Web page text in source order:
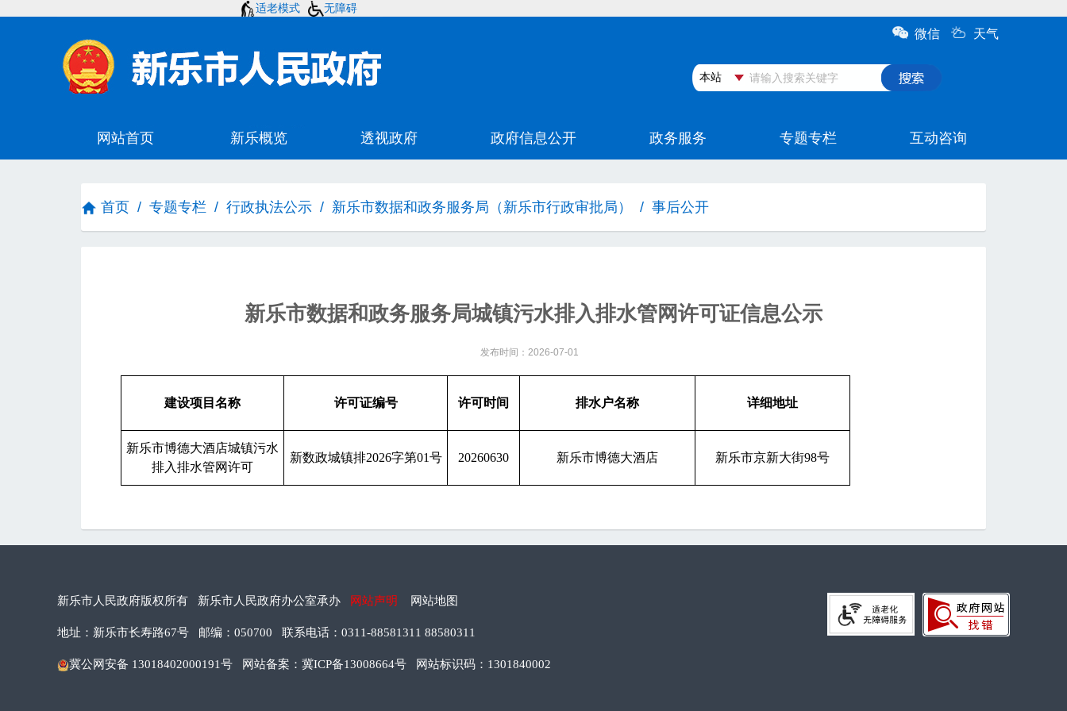
适老模式 无障碍
首页 / 专题专栏 / 行政执法公示 / 新乐市数据和政务服务局（新乐市行政审批局） / 事后公开
新乐市数据和政务服务局城镇污水排入排水管网许可证信息公示
发布时间：2026-07-01
建设项目名称 许可证编号 许可时间 排水户名称 详细地址
新乐市博德大酒店城镇污水
排入排水管网许可
新数政城镇排2026字第01号 20260630 新乐市博德大酒店 新乐市京新大街98号